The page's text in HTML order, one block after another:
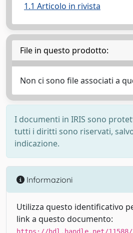
1.1 Articolo in rivista
File in questo prodotto:
Non ci sono file associati a
I documenti in IRIS sono
tutti i diritti sono riservati,
indicazione.
Informazioni
Utilizza questo identificativo
link a questo documento: